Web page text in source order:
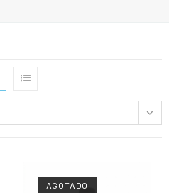
AGOTADO